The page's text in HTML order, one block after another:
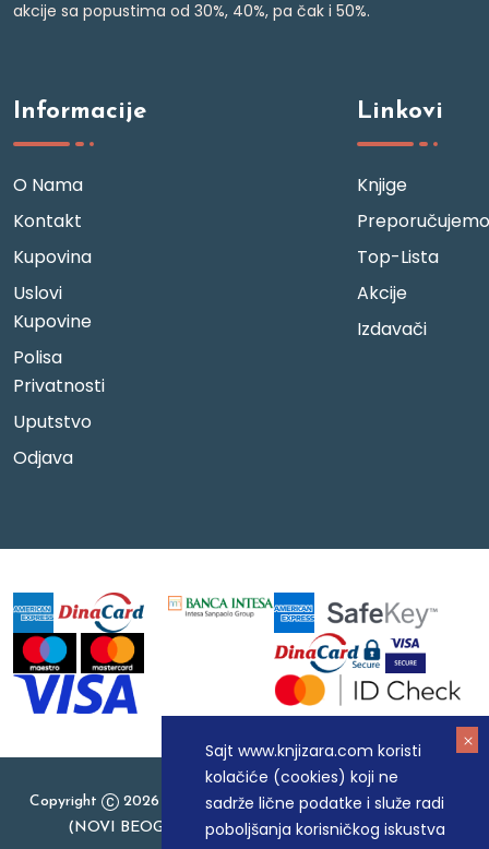
Sajt www.knjizara.com koristi
kolačiće (cookies) koji ne
sadrže lične podatke i služe radi
poboljšanja korisničkog iskustva
akcije sa popustima od 30%, 40%, pa čak i 50%.
Informacije
O Nama
Kontakt
Kupovina
Uslovi
Kupovine
Polisa
Privatnosti
Uputstvo
Odjava
Linkovi
Knjige
Preporučujemo
Top-Lista
Akcije
Izdavači
Copyright
2026 Knjizara.com - MAKART DOO BEOGRAD
(NOVI BEOGRAD), PIB: 105184104, MB: 20337524